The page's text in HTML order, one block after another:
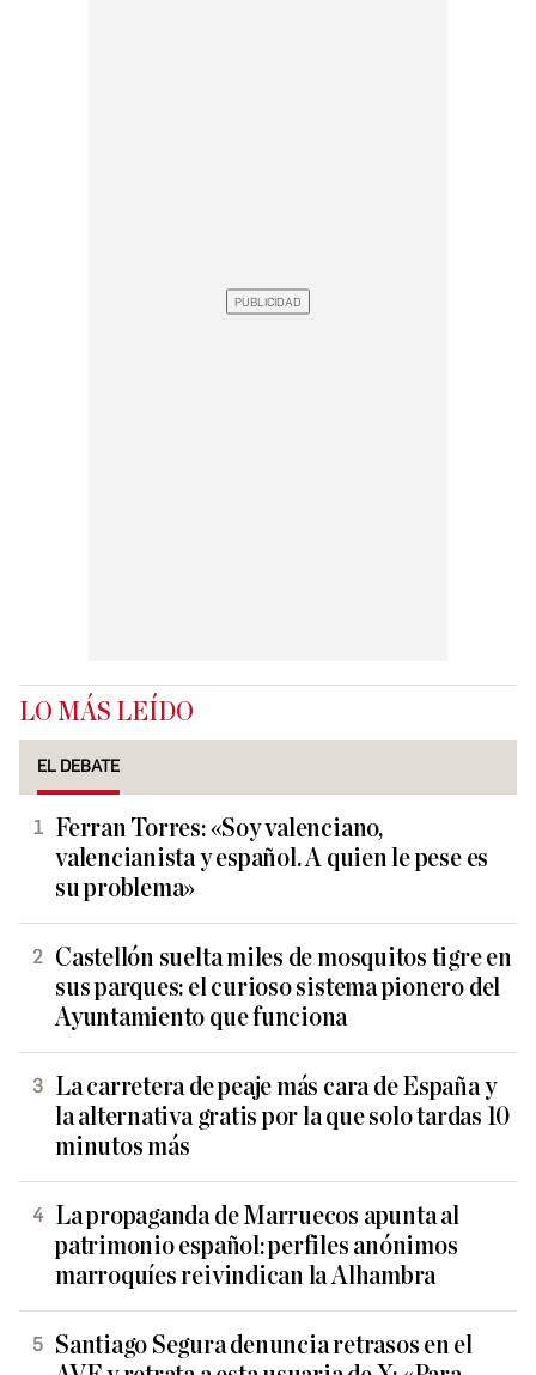
LO MÁS LEÍDO
EL DEBATE
Ferran Torres: «Soy valenciano,
valencianista y español. A quien le pese es
su problema»
Castellón suelta miles de mosquitos tigre en
sus parques: el curioso sistema pionero del
Ayuntamiento que funciona
La carretera de peaje más cara de España y
la alternativa gratis por la que solo tardas 10
minutos más
La propaganda de Marruecos apunta al
patrimonio español: perfiles anónimos
marroquíes reivindican la Alhambra
Santiago Segura denuncia retrasos en el